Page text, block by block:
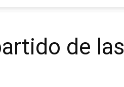
de las